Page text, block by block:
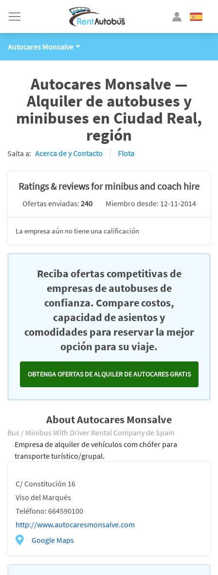
Autocares Monsalve
Autocares Monsalve —
Alquiler de autobuses y
minibuses en Ciudad Real,
región
Salta a: Acerca de y Contacto Flota
Ratings & reviews for minibus and coach hire
Ofertas enviadas: 240 Miembro desde: 12-11-2014
La empresa aún no tiene una calificación
Reciba ofertas competitivas de
empresas de autobuses de
confianza. Compare costos,
capacidad de asientos y
comodidades para reservar la mejor
opción para su viaje.
OBTENGA OFERTAS DE ALQUILER DE AUTOCARES GRATIS
About Autocares Monsalve
Bus / Minibus With Driver Rental Company de Spain
C/ Constitución 16
Viso del Marqués
Teléfono: 664590100
http://www.autocaresmonsalve.com
Google Maps
Empresa de alquiler de vehículos com chófer para
transporte turístico/grupal.